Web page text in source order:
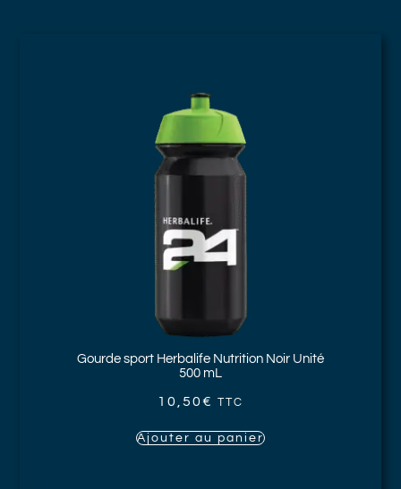
Gourde sport Herbalife Nutrition Noir Unité
500 mL
10,50€ TTC
Ajouter au panier